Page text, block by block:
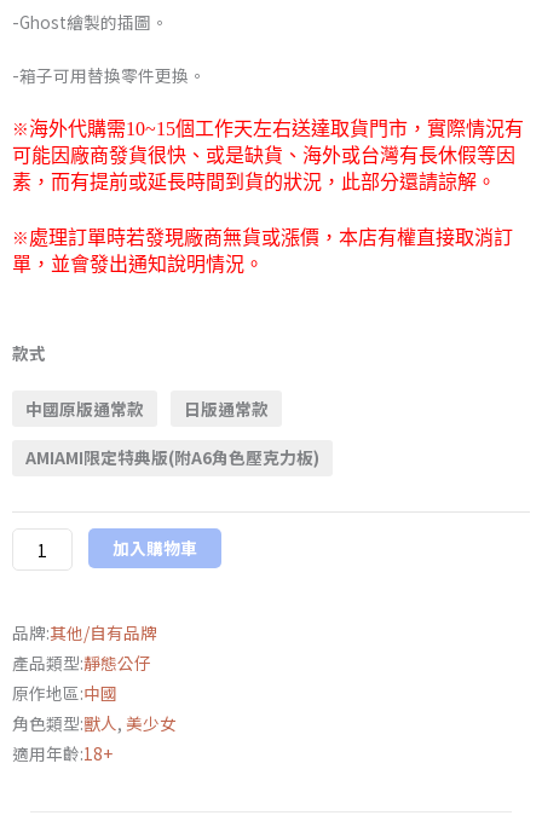
到
NT$8,150
-Ghost繪製的插圖。
-箱子可用替換零件更換。
※海外代購需10~15個工作天左右送達取貨門市， 實際情況有
可能因廠商發貨很快、或是缺貨、海外或台灣有長休假等因
素，而有提前或延長時間到貨的狀況，此部分還請諒解。
※處理訂單時若發現廠商無貨或漲價，本店有權直接取消訂
單，並會發出通知說明情況。
款式
中國原版通常款 日版通常款
AMIAMI限定特典版(附A6角色壓克力板)
制
日
仟
動
漫
獸
戰
姬
狙
擊
加入購物車
品牌:其他/自有品牌
產品類型:靜態公仔
原作地區:中國
角色類型:獸人, 美少女
適用年齡:18+